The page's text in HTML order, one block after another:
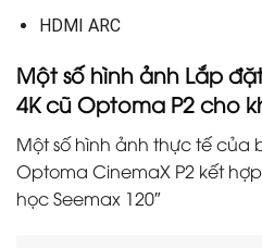
HDMI ARC
Một số hình ảnh Lắp
4K cũ Optoma P2 cho
Một số hình ảnh thực tế của
Optoma CinemaX P2 kết
học Seemax 120″